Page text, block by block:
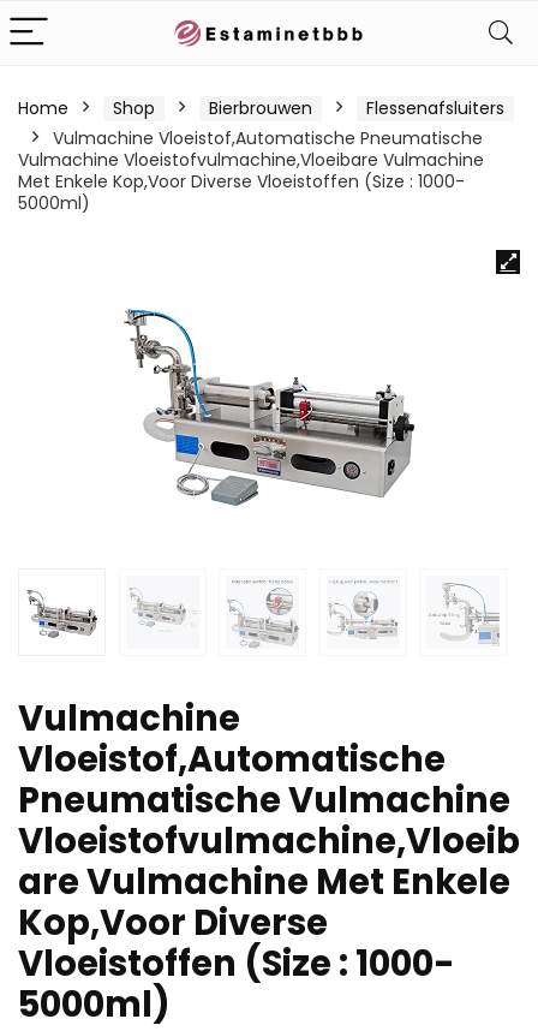
Home Shop Bierbrouwen
Flessenafsluiters
Vulmachine Vloeistof,Automatische Pneumatische
Vulmachine Vloeistofvulmachine,Vloeibare Vulmachine
Met Enkele Kop,Voor Diverse Vloeistoffen (Size : 1000-
5000ml)
Vulmachine
Vloeistof,Automatische
Pneumatische Vulmachine
Vloeistofvulmachine,Vloeib
are Vulmachine Met Enkele
Kop,Voor Diverse
Vloeistoffen (Size : 1000-
5000ml)